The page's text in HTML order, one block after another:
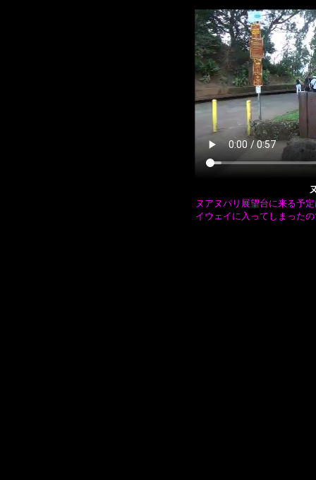
ヌアヌパリ展望台に来る予
イウェイに入ってしまった